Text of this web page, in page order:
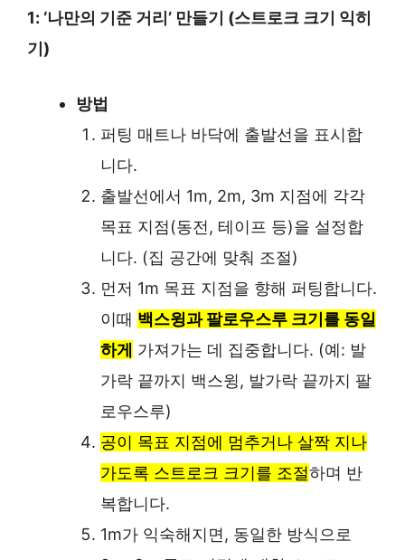
1: ‘나만의 기준 거리’ 만들기 (스트로크 크기 익히
기)
방법
퍼팅 매트나 바닥에 출발선을 표시합
니다.
출발선에서 1m, 2m, 3m 지점에 각각
목표 지점(동전, 테이프 등)을 설정합
니다. (집 공간에 맞춰 조절)
먼저 1m 목표 지점을 향해 퍼팅합니다.
이때 백스윙과 팔로우스루 크기를 동일
하게 가져가는 데 집중합니다. (예: 발
가락 끝까지 백스윙, 발가락 끝까지 팔
로우스루)
공이 목표 지점에 멈추거나 살짝 지나
가도록 스트로크 크기를 조절하며 반
복합니다.
1m가 익숙해지면, 동일한 방식으로